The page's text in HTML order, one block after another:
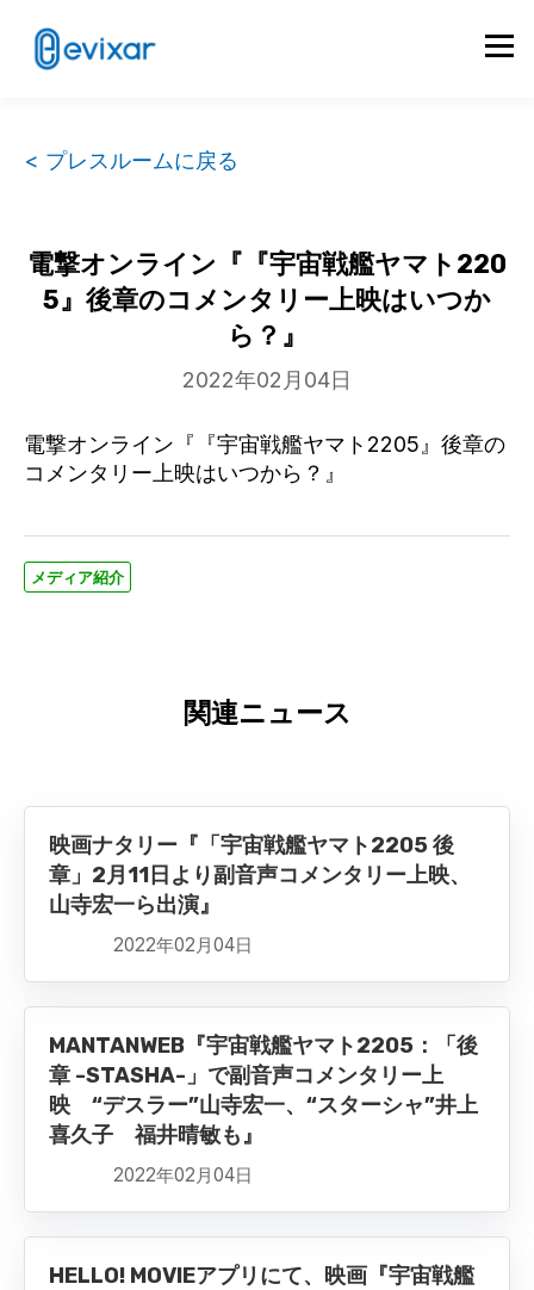
< プレスルームに戻る
電撃オンライン『『宇宙戦艦ヤマト220
5』後章のコメンタリー上映はいつか
ら？』
2022年02月04日
電撃オンライン『『宇宙戦艦ヤマト2205』後章の
コメンタリー上映はいつから？』
メディア紹介
関連ニュース
映画ナタリー『「宇宙戦艦ヤマト2205 後
章」2月11日より副音声コメンタリー上映、
山寺宏一ら出演』
2022年02月04日
MANTANWEB『宇宙戦艦ヤマト2205：「後
章 -STASHA-」で副音声コメンタリー上
映 “デスラー”山寺宏一、“スターシャ”井上
喜久子 福井晴敏も』
2022年02月04日
HELLO! MOVIEアプリにて、映画『宇宙戦艦